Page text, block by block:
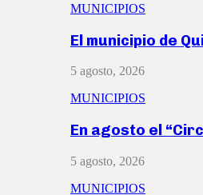
MUNICIPIOS
El municipio de
5 agosto, 2026
MUNICIPIOS
En agosto el
5 agosto, 2026
MUNICIPIOS